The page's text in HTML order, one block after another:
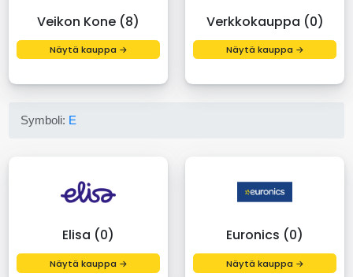
Veikon Kone (8)
Näytä kauppa →
Verkkokauppa (0)
Näytä kauppa →
Symboli: E
Elisa (0)
Näytä kauppa →
Euronics (0)
Näytä kauppa →